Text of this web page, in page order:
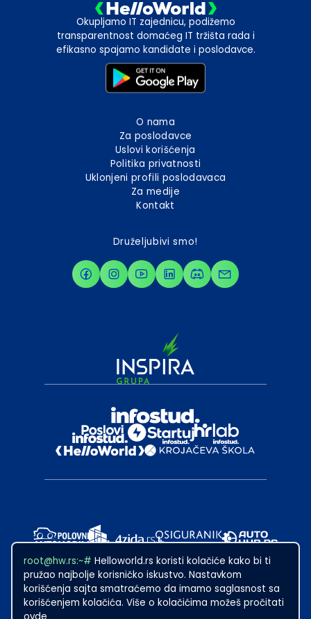
root@hw.rs:~# Helloworld.rs koristi kolačiće kako bi ti
pružao najbolje korisničko iskustvo. Nastavkom
korišćenja sajta smatraćemo da imamo saglasnost sa
korišćenjem kolačića. Više o kolačićima možeš pročitati
Okupljamo IT zajednicu, podižemo
transparentnost domaćeg IT tržišta rada i
efikasno spajamo kandidate i poslodavce.
O nama
Za poslodavce
Uslovi korišćenja
Politika privatnosti
Uklonjeni profili poslodavaca
Za medije
Kontakt
Druželjubivi smo!